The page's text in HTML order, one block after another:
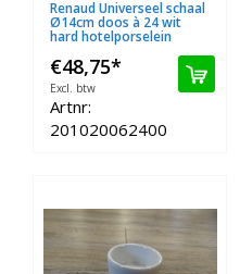
Renaud Universeel schaal
Ø14cm doos à 24 wit
hard hotelporselein
€48,75*
Excl. btw
Artnr:
201020062400